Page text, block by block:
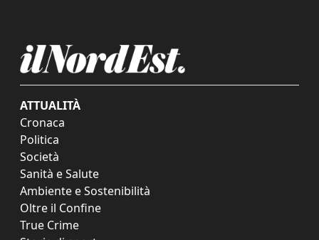
ATTUALITÀ
Cronaca
Politica
Società
Sanità e Salute
Ambiente e Sostenibilità
Oltre il Confine
True Crime